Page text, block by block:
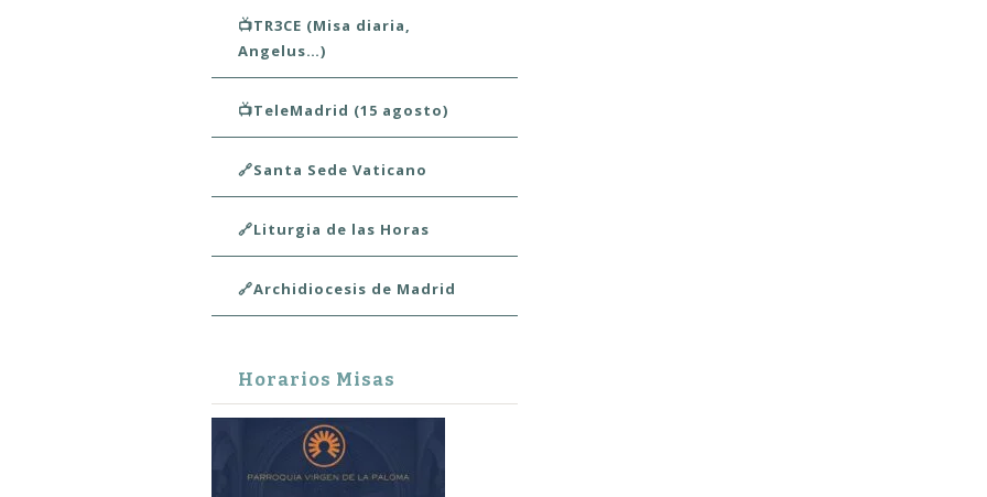
📺TR3CE (Misa diaria,
Angelus…)
📺TeleMadrid (15 agosto)
🔗Santa Sede Vaticano
🔗Liturgia de las Horas
🔗Archidiocesis de Madrid
Horarios Misas